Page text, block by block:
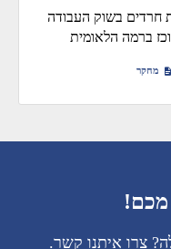
חרדים בשוק העבודה
ברמה הלאומית
מחקר
צרו איתנו קשר.